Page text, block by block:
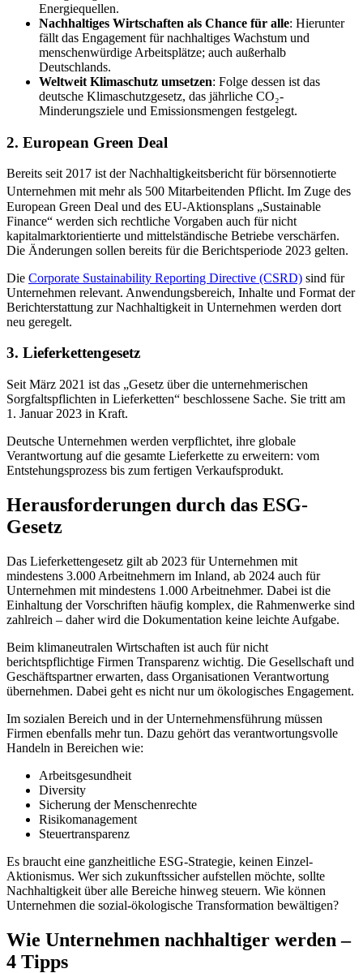
Energiequellen.
Nachhaltiges Wirtschaften als Chance für alle: Hierunter
fällt das Engagement für nachhaltiges Wachstum und
menschenwürdige Arbeitsplätze; auch außerhalb
Deutschlands.
Weltweit Klimaschutz umsetzen: Folge dessen ist das
deutsche Klimaschutzgesetz, das jährliche CO₂-
Minderungsziele und Emissionsmengen festgelegt.
2. European Green Deal
Bereits seit 2017 ist der Nachhaltigkeitsbericht für börsennotierte
Unternehmen mit mehr als 500 Mitarbeitenden Pflicht. Im Zuge des
European Green Deal und des EU-Aktionsplans „Sustainable
Finance“ werden sich rechtliche Vorgaben auch für nicht
kapitalmarktorientierte und mittelständische Betriebe verschärfen.
Die Änderungen sollen bereits für die ‎Berichtsperiode 2023‎ gelten.
Die Corporate Sustainability Reporting Directive (CSRD) sind für
Unternehmen relevant. Anwendungsbereich, Inhalte und Format der
Berichterstattung zur Nachhaltigkeit in Unternehmen werden dort
neu geregelt.
3. Lieferkettengesetz
Seit März 2021 ist das „Gesetz über die unternehmerischen
Sorgfaltspflichten in Lieferketten“ beschlossene Sache. Sie tritt am
1. Januar 2023 in Kraft.
Deutsche Unternehmen werden verpflichtet, ihre globale
Verantwortung auf die gesamte Lieferkette zu erweitern: vom
Entstehungsprozess bis zum fertigen Verkaufsprodukt.
Herausforderungen durch das ESG-
Gesetz
Das Lieferkettengesetz gilt ab 2023 für Unternehmen mit
mindestens 3.000 Arbeitnehmern im Inland, ab 2024 auch für
Unternehmen mit mindestens 1.000 Arbeitnehmer. Dabei ist die
Einhaltung der Vorschriften häufig komplex, die Rahmenwerke sind
zahlreich – daher wird die Dokumentation keine leichte Aufgabe.
Beim klimaneutralen Wirtschaften ist auch für nicht
berichtspflichtige Firmen Transparenz wichtig. Die Gesellschaft und
Geschäftspartner erwarten, dass Organisationen Verantwortung
übernehmen. Dabei geht es nicht nur um ökologisches Engagement.
Im sozialen Bereich und in der Unternehmensführung müssen
Firmen ebenfalls mehr tun. Dazu gehört das verantwortungsvolle
Handeln in Bereichen wie:
Arbeitsgesundheit
Diversity
Sicherung der Menschenrechte
Risikomanagement
Steuertransparenz
Es braucht eine ganzheitliche ESG-Strategie, keinen Einzel-
Aktionismus. Wer sich zukunftssicher aufstellen möchte, sollte
Nachhaltigkeit über alle Bereiche hinweg steuern. Wie können
Unternehmen die sozial-ökologische Transformation bewältigen?
Wie Unternehmen nachhaltiger werden –
4 Tipps